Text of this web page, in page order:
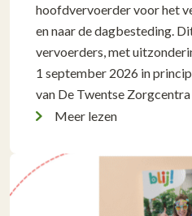
hoofdvervoerder voor het
en naar de dagbesteding.
vervoerders, met
1 september 2026 in
van De Twentse Zorgcentra
Meer lezen